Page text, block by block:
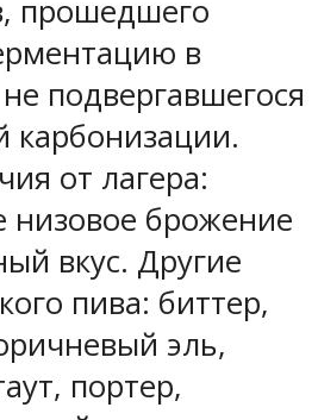
прошедшего
в
подвергавшегося
карбонизации.
от лагера:
низовое брожение
вкус. Другие
пива: биттер,
эль,
портер,